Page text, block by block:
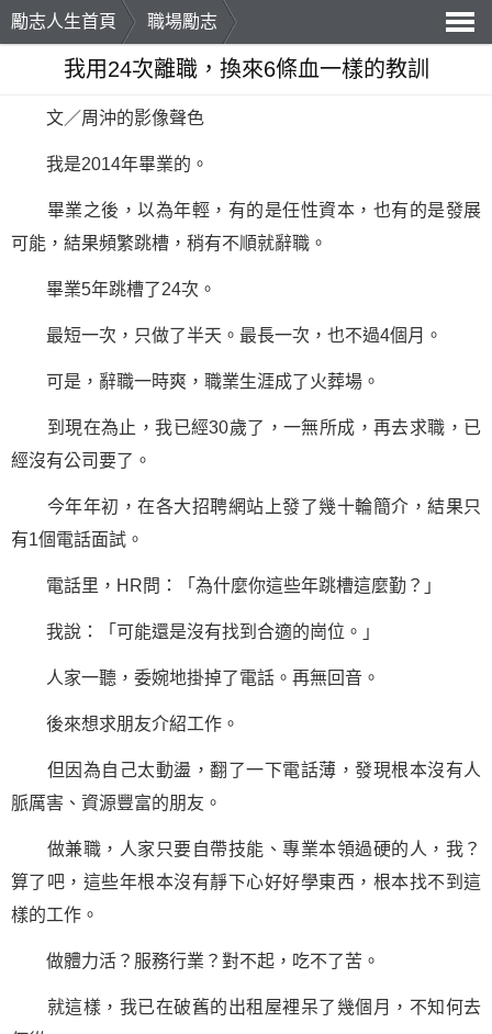
勵志人生首頁
職場勵志
導
我用24次離職，換來6條血一樣的教訓
文／周沖的影像聲色
我是2014年畢業的。
畢業之後，以為年輕，有的是任性資本，也有的是發展
可能，結果頻繁跳槽，稍有不順就辭職。
畢業5年跳槽了24次。
最短一次，只做了半天。最長一次，也不過4個月。
可是，辭職一時爽，職業生涯成了火葬場。
到現在為止，我已經30歲了，一無所成，再去求職，已
經沒有公司要了。
今年年初，在各大招聘網站上發了幾十輪簡介，結果只
有1個電話面試。
電話里，HR問：「為什麼你這些年跳槽這麼勤？」
我說：「可能還是沒有找到合適的崗位。」
人家一聽，委婉地掛掉了電話。再無回音。
後來想求朋友介紹工作。
但因為自己太動盪，翻了一下電話薄，發現根本沒有人
脈厲害、資源豐富的朋友。
做兼職，人家只要自帶技能、專業本領過硬的人，我？
算了吧，這些年根本沒有靜下心好好學東西，根本找不到這
樣的工作。
做體力活？服務行業？對不起，吃不了苦。
就這樣，我已在破舊的出租屋裡呆了幾個月，不知何去